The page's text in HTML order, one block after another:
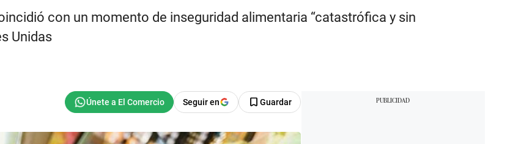
con un momento de inseguridad alimentaria “catastrófica y sin
Unidas
Seguir en Guardar